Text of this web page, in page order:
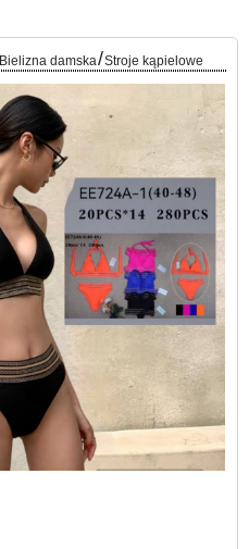
Bielizna damska/Stroje kąpielowe